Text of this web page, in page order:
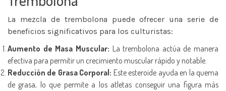
La mezcla de trembolona puede ofrecer una serie de
beneficios significativos para los culturistas:
Aumento de Masa Muscular: La trembolona actúa de manera
efectiva para permitir un crecimiento muscular rápido y notable.
Reducción de Grasa Corporal: Este esteroide ayuda en la quema
de grasa, lo que permite a los atletas conseguir una figura más